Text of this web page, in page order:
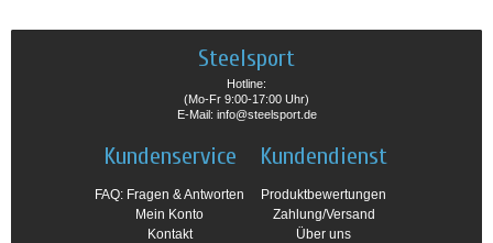
Steelsport
Hotline:
(Mo-Fr 9:00-17:00 Uhr)
E-Mail: info@steelsport.de
Kundenservice
FAQ: Fragen & Antworten
Mein Konto
Kontakt
Kundendienst
Produktbewertungen
Zahlung/Versand
Über uns